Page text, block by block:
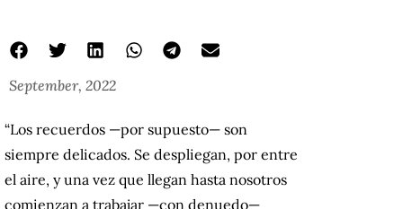
September, 2022
“Los recuerdos —por supuesto— son
siempre delicados. Se despliegan, por entre
el aire, y una vez que llegan hasta nosotros
comienzan a trabajar —con denuedo—